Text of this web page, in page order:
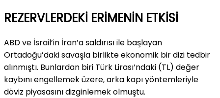
REZERVLERDEKİ ERİMENİN ETKİSİ
ABD ve İsrail’in İran’a saldırısı ile başlayan
Ortadoğu’daki savaşla birlikte ekonomik bir dizi tedbir
alınmıştı. Bunlardan biri Türk Lirası’ndaki (TL) değer
kaybını engellemek üzere, arka kapı yöntemleriyle
döviz piyasasını dizginlemek olmuştu.